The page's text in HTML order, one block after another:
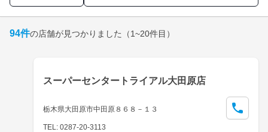
取扱店検索はこちら
94件の店舗が見つかりました （1~20件目）
スーパーセンタートライアル大田原店
栃木県大田原市中田原８６８－１３
TEL: 0287-20-3113